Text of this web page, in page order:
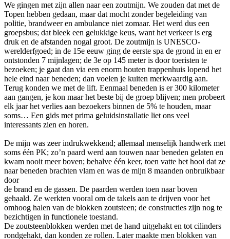
We gingen met zijn allen naar een zoutmijn. We zouden dat met de
Topen hebben gedaan, maar dat mocht zonder begeleiding van
politie, brandweer en ambulance niet zomaar. Het werd dus een
groepsbus; dat bleek een gelukkige keus, want het verkeer is erg
druk en de afstanden nogal groot. De zoutmijn is UNESCO-
werelderfgoed; in de 15e eeuw ging de eerste spa de grond in en er
ontstonden 7 mijnlagen; de 3e op 145 meter is door toeristen te
bezoeken; je gaat dan via een enorm houten trappenhuis lopend het
hele eind naar beneden; dan voelen je kuiten merkwaardig aan.
Terug konden we met de lift. Eenmaal beneden is er 300 kilometer
aan gangen, je kon maar het beste bij de groep blijven; men probeert
elk jaar het verlies aan bezoekers binnen de 5% te houden, maar
soms… Een gids met prima geluidsinstallatie liet ons veel
interessants zien en horen.
De mijn was zeer indrukwekkend; allemaal menselijk handwerk met
soms één PK; zo’n paard werd aan touwen naar beneden gelaten en
kwam nooit meer boven; behalve één keer, toen vatte het hooi dat ze
naar beneden brachten vlam en was de mijn 8 maanden onbruikbaar
door
de brand en de gassen. De paarden werden toen naar boven
gehaald. Ze werkten vooral om de takels aan te drijven voor het
omhoog halen van de blokken zoutsteen; de constructies zijn nog te
bezichtigen in functionele toestand.
De zoutsteenblokken werden met de hand uitgehakt en tot cilinders
rondgehakt, dan konden ze rollen. Later maakte men blokken van